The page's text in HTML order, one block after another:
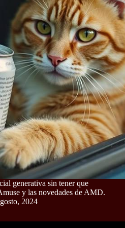
generativa sin tener que
y las novedades de AMD.
2024